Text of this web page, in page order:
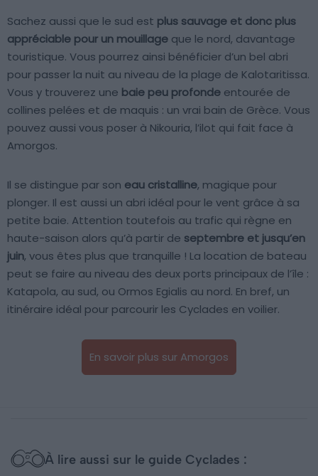
Sachez aussi que le sud est plus sauvage et donc plus
appréciable pour un mouillage que le nord, davantage
touristique. Vous pourrez ainsi bénéficier d’un bel abri
pour passer la nuit au niveau de la plage de Kalotaritissa.
Vous y trouverez une baie peu profonde entourée de
collines pelées et de maquis : un vrai bain de Grèce. Vous
pouvez aussi vous poser à Nikouria, l’ilot qui fait face à
Amorgos.
Il se distingue par son eau cristalline, magique pour
plonger. Il est aussi un abri idéal pour le vent grâce à sa
petite baie. Attention toutefois au trafic qui règne en
haute-saison alors qu’à partir de septembre et jusqu’en
juin, vous êtes plus que tranquille ! La location de bateau
peut se faire au niveau des deux ports principaux de l’île :
Katapola, au sud, ou Ormos Egialis au nord. En bref, un
itinéraire idéal pour parcourir les Cyclades en voilier.
En savoir plus sur Amorgos
À lire aussi sur le guide Cyclades :